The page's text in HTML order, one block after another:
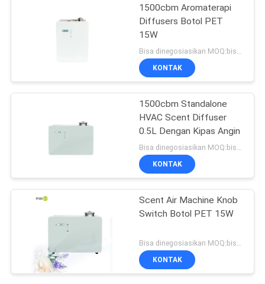
1500cbm Aromaterapi
Diffusers Botol PET
15W
KONTAK
1500cbm Standalone
HVAC Scent Diffuser
0.5L Dengan Kipas Angin
KONTAK
Scent Air Machine Knob
Switch Botol PET 15W
Bisa dinegosiasikan MOQ:bisa dinegosiasikan
KONTAK